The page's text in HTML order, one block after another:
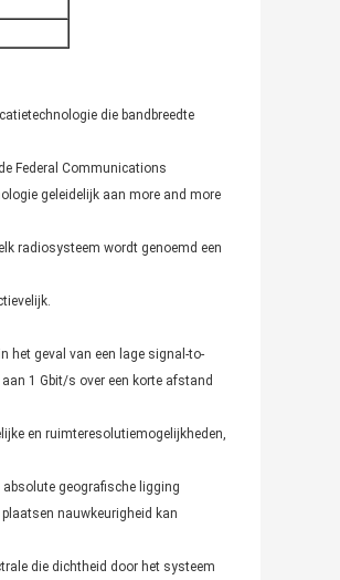
die bandbreedte
Federal Communications
geleidelijk aan more and more
radiosysteem wordt genoemd een
het geval van een lage signal-to-
1 Gbit/s over een korte afstand
en ruimteresolutiemogelijkheden,
geografische ligging
nauwkeurigheid kan
die dichtheid door het systeem